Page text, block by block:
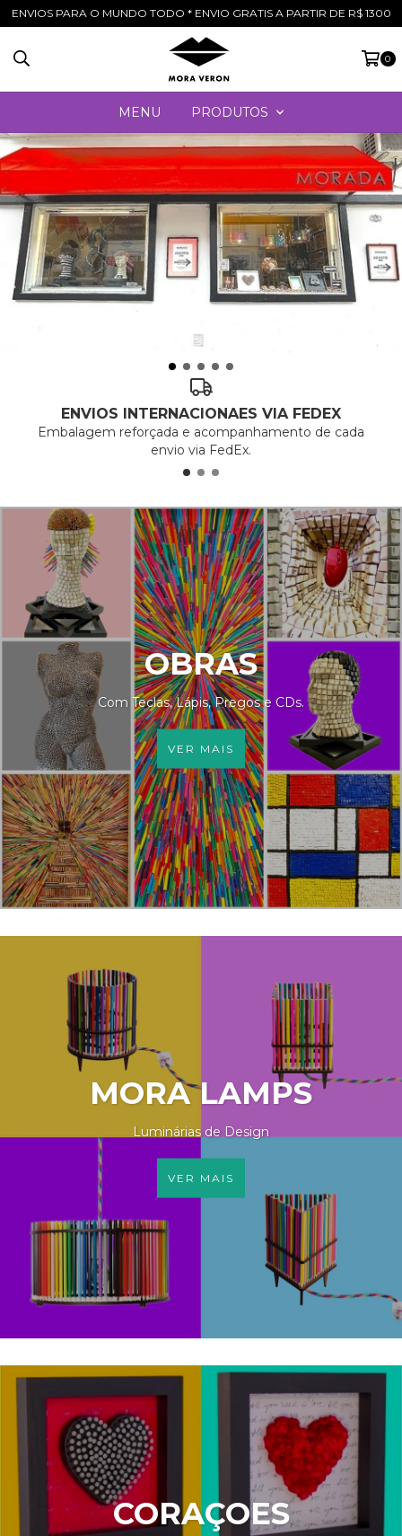
ENVIOS PARA O MUNDO TODO * ENVIO GRATIS A PARTIR DE R$ 1300
0
MENU PRODUTOS
ENVIOS INTERNACIONAES VIA FEDEX
Embalagem reforçada e acompanhamento de cada
envio via FedEx.
OBRAS
Com Teclas, Lápis, Pregos e CDs.
VER MAIS
MORA LAMPS
Luminárias de Design
VER MAIS
CORAÇOES